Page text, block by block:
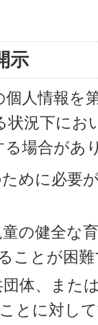
示
人情報を
況下にお
る場合があ
めに必要
の健全な
ことが困
体、また
とに対し